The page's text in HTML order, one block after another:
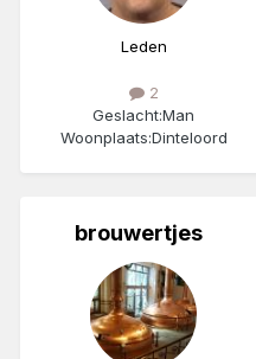
Leden
2
Geslacht:Man
Woonplaats:Dinteloord
brouwertjes